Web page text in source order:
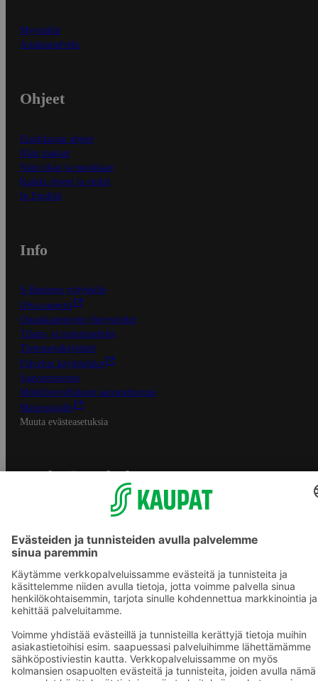
Myymälät
Asiakaspalvelu
Ohjeet
Ensitilaajan ohjeet
Näin maksat
Näin tilaat ja muokkaat
Kaikki ohjeet ja vinkit
In English
Info
S-Business yrityksille
Oiva-raportit
Osuuskauppojen yhteystiedot
Tilaus- ja toimitusehdot
Tietosuojakäytäntö
Palvelun käyttöehdot
Saavutettavuus
Mobiilisovelluksen saavutettavuus
Mainostajalle
Muuta evästeasetuksia
S-ryhmän palvelut
Asiakasomistajuus
Yhteishyvä Ruoka -sovellus
Prisma.fi
Sokos.fi
S-Pankki
Sokos Hotels
Raflaamo